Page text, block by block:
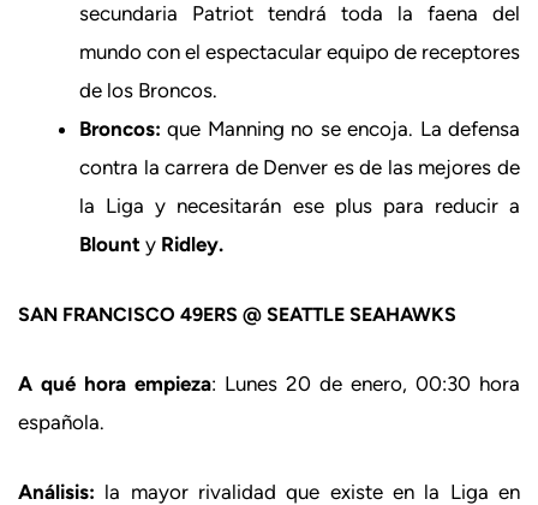
secundaria Patriot tendrá toda la faena del
mundo con el espectacular equipo de receptores
de los Broncos.
Broncos:que Manning no se encoja. La defensa
contra la carrera de Denver es de las mejores de
la Liga y necesitarán ese plus para reducir a
Blount y Ridley.
SAN FRANCISCO 49ERS @ SEATTLE SEAHAWKS
A qué hora empieza: Lunes 20 de enero, 00:30 hora
española.
Análisis: la mayor rivalidad que existe en la Liga en